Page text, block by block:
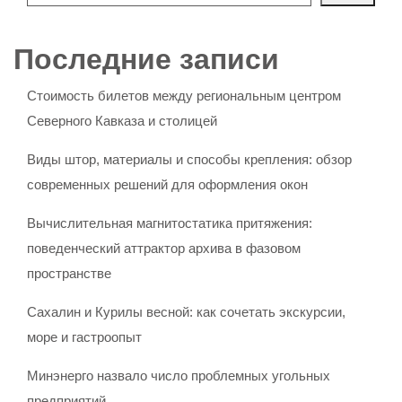
Последние записи
Стоимость билетов между региональным центром
Северного Кавказа и столицей
Виды штор, материалы и способы крепления: обзор
современных решений для оформления окон
Вычислительная магнитостатика притяжения:
поведенческий аттрактор архива в фазовом
пространстве
Сахалин и Курилы весной: как сочетать экскурсии,
море и гастроопыт
Минэнерго назвало число проблемных угольных